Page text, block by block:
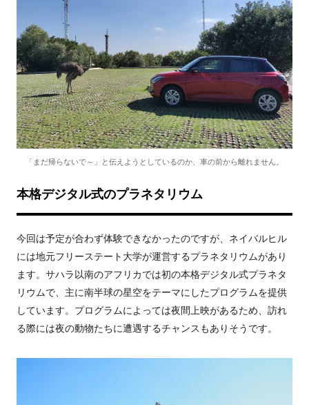
「まだ帰らないで～」と伝えようとしているのか、車の前から離れません。
本格デジタル式のプラネタリウム
今回は予定が合わず体験できなかったのですが、ネイバルヒル
には地元フリーステート大学が運営するプラネタリウムがあり
ます。サハラ以南のアフリカでは初の本格デジタル式プラネタ
リウムで、主に南半球の星空をテーマにしたプログラムを提供
しています。プログラムによっては夜間上映があるため、訪れ
る際には夜の動物たちに遭遇するチャンスもありそうです。